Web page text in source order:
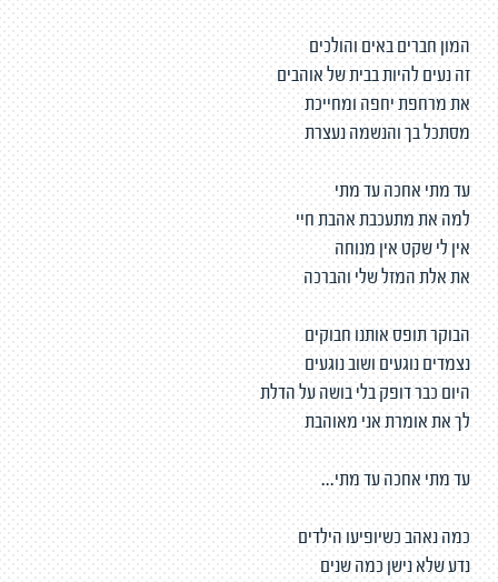
המון חברים באים והולכים
זה נעים להיות בבית של אוהבים
את מרחפת יחפה ומחייכת
מסתכל בך והנשמה נעצרת
עד מתי אחכה עד מתי
למה את מתעכבת אהבת חיי
אין לי שקט אין מנוחה
את אלת המזל שלי והברכה
הבוקר תופס אותנו חבוקים
נצמדים נוגעים ושוב נוגעים
היום כבר דופק בלי בושה על הדלת
לך את אומרת אני מאוהבת
עד מתי אחכה עד מתי...
כמה נאהב כשיופיעו הילדים
נדע שלא נישן כמה שנים